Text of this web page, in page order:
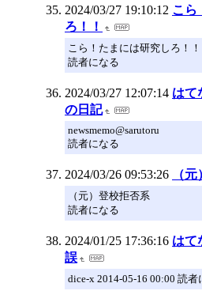
2024/03/27 19:10:12 こら
ろ！！
こら！たまには研究しろ！！
読者になる
2024/03/27 12:07:14 はて
の日記
newsmemo@sarutoru
読者になる
2024/03/26 09:53:26 （
（元）登校拒否系
読者になる
2024/01/25 17:36:16 はて
誤
dice-x 2014-05-16 00:00 読者